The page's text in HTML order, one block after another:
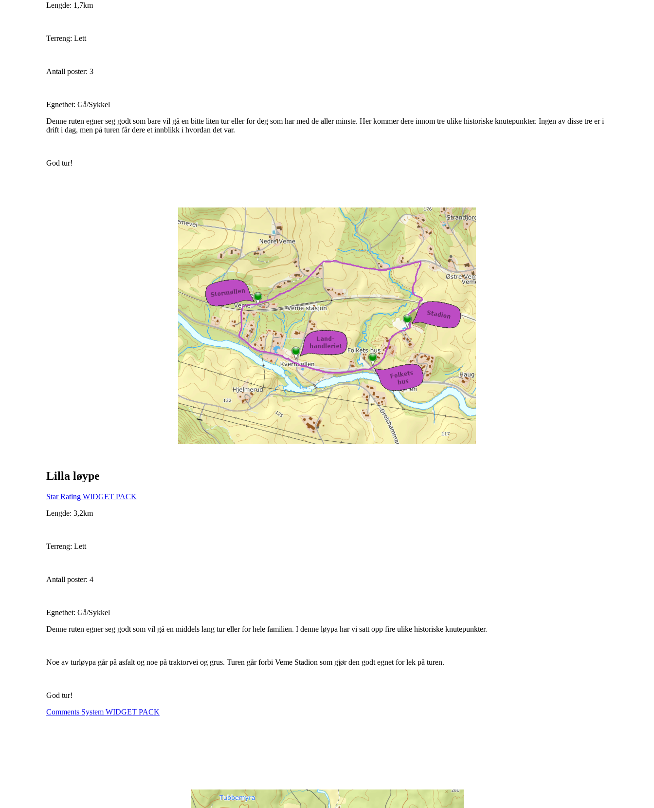
Lengde: 1,7km
Terreng: Lett
Antall poster: 3
Egnethet: Gå/Sykkel
Denne ruten egner seg godt som bare vil gå en bitte liten tur eller for deg som har med de aller minste. Her kommer dere innom tre ulike historiske knutepunkter. Ingen av disse tre er i
drift i dag, men på turen får dere et innblikk i hvordan det var.
God tur!
Lilla løype
Star Rating WIDGET PACK
Lengde: 3,2km
Terreng: Lett
Antall poster: 4
Egnethet: Gå/Sykkel
Denne ruten egner seg godt som vil gå en middels lang tur eller for hele familien. I denne løypa har vi satt opp fire ulike historiske knutepunkter.
Noe av turløypa går på asfalt og noe på traktorvei og grus. Turen går forbi Veme Stadion som gjør den godt egnet for lek på turen.
God tur!
Comments System WIDGET PACK